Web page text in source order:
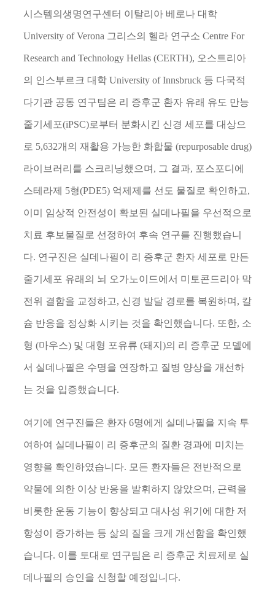
시스템의생명연구센터 이탈리아 베로나 대학
University of Verona 그리스의 헬라 연구소 Centre For
Research and Technology Hellas (CERTH), 오스트리아
의 인스부르크 대학 University of Innsbruck 등 다국적
다기관 공동 연구팀은 리 증후군 환자 유래 유도 만능
줄기세포(iPSC)로부터 분화시킨 신경 세포를 대상으
로 5,632개의 재활용 가능한 화합물 (repurposable drug)
라이브러리를 스크리닝했으며 , 그 결과, 포스포디에
스테라제 5형(PDE5) 억제제를 선도 물질로 확인하고,
이미 임상적 안전성이 확보된 실데나필을 우선적으로
치료 후보물질로 선정하여 후속 연구를 진행했습니
다. 연구진은 실데나필이 리 증후군 환자 세포로 만든
줄기세포 유래의 뇌 오가노이드에서 미토콘드리아 막
전위 결함을 교정하고, 신경 발달 경로를 복원하며 , 칼
슘 반응을 정상화 시키는 것을 확인했습니다. 또한, 소
형 (마우스) 및 대형 포유류 (돼지 )의 리 증후군 모델에
서 실데나필은 수명을 연장하고 질병 양상을 개선하
는 것을 입증했습니다.
여기에 연구진들은 환자 6명에게 실데나필을 지속 투
여하여 실데나필이 리 증후군의 질환 경과에 미치는
영향을 확인하였습니다. 모든 환자들은 전반적으로
약물에 의한 이상 반응을 발휘하지 않았으며 , 근력을
비롯한 운동 기능이 향상되고 대사성 위기에 대한 저
항성이 증가하는 등 삶의 질을 크게 개선함을 확인했
습니다. 이를 토대로 연구팀은 리 증후군 치료제로 실
데나필의 승인을 신청할 예정입니다.